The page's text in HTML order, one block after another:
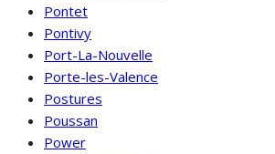
Pontet
Pontivy
Port-La-Nouvelle
Porte-les-Valence
Postures
Poussan
Power